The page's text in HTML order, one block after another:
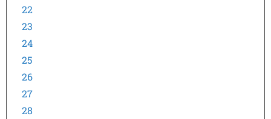
22
23
24
25
26
27
28